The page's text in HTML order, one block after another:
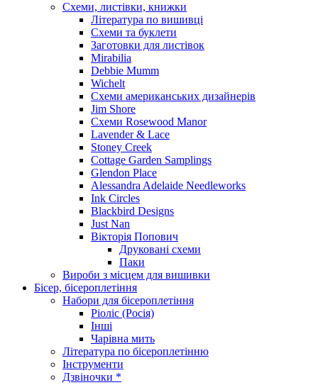
Схеми, листівки, книжки
Література по вишивці
Схеми та буклети
Заготовки для листівок
Mirabilia
Debbie Mumm
Wichelt
Схеми американських дизайнерів
Jim Shore
Cхеми Rosewood Manor
Lavender & Lace
Stoney Creek
Cottage Garden Samplings
Glendon Place
Alessandra Adelaide Needleworks
Ink Circles
Blackbird Designs
Just Nan
Вікторія Попович
Друковані схеми
Паки
Вироби з місцем для вишивки
Бісер, бісероплетіння
Набори для бісероплетіння
Ріоліс (Росія)
Інші
Чарівна мить
Література по бісероплетінню
Інструменти
Дзвіночки *